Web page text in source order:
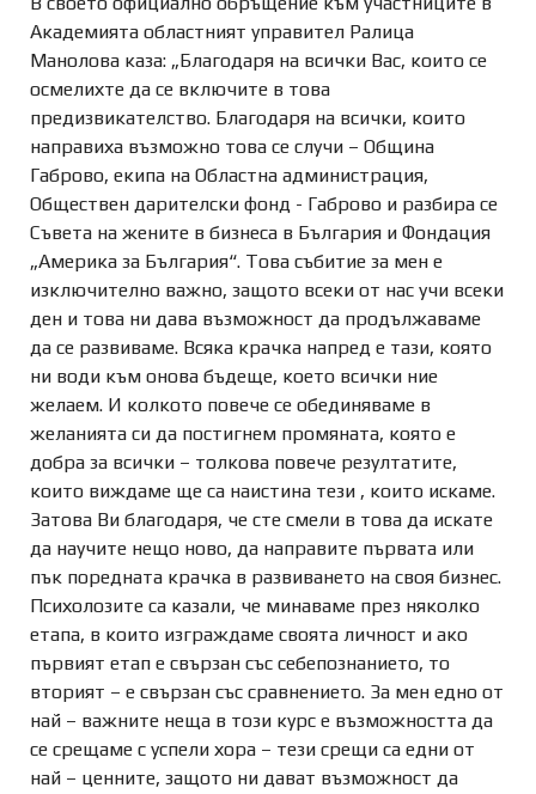
Академията областният управител Ралица
Манолова каза: „Благодаря на всички Вас, които се
осмелихте да се включите в това
предизвикателство. Благодаря на всички, които
направиха възможно това се случи – Община
Габрово, екипа на Областна администрация,
Обществен дарителски фонд - Габрово и разбира се
Съвета на жените в бизнеса в България и Фондация
„Америка за България“. Това събитие за мен е
изключително важно, защото всеки от нас учи всеки
ден и това ни дава възможност да продължаваме
да се развиваме. Всяка крачка напред е тази, която
ни води към онова бъдеще, което всички ние
желаем. И колкото повече се обединяваме в
желанията си да постигнем промяната, която е
добра за всички – толкова повече резултатите,
които виждаме ще са наистина тези , които искаме.
Затова Ви благодаря, че сте смели в това да искате
да научите нещо ново, да направите първата или
пък поредната крачка в развиването на своя бизнес.
Психолозите са казали, че минаваме през няколко
етапа, в които изграждаме своята личност и ако
първият етап е свързан със себепознанието, то
вторият – е свързан със сравнението. За мен едно от
най – важните неща в този курс е възможността да
се срещаме с успели хора – тези срещи са едни от
най – ценните, защото ни дават възможност да